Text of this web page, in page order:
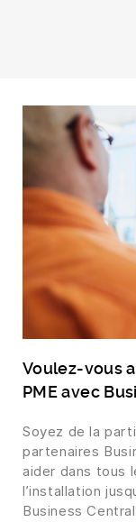
Voulez-vous
PME avec
Soyez de la
partenaires
aider dans tous
l’installation
Business